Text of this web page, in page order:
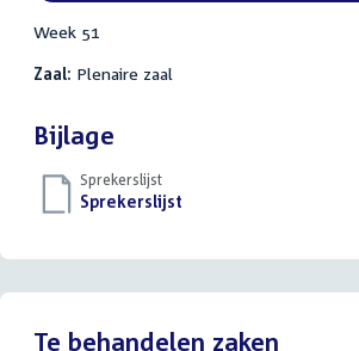
Week 51
Zaal: Plenaire zaal
Bijlage
Sprekerslijst
Download
Sprekerslijst
Te behandelen zaken